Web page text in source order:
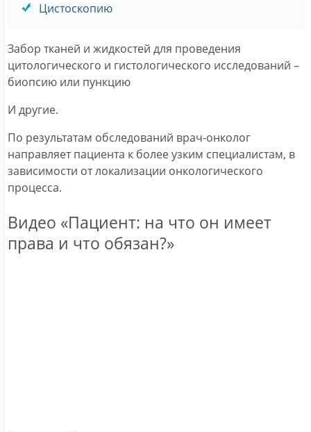
Цистоскопию
Забор тканей и жидкостей для проведения
цитологического и гистологического исследований –
биопсию или пункцию
И другие.
По результатам обследований врач-онколог
направляет пациента к более узким специалистам, в
зависимости от локализации онкологического
процесса.
Видео «Пациент: на что он имеет
права и что обязан?»